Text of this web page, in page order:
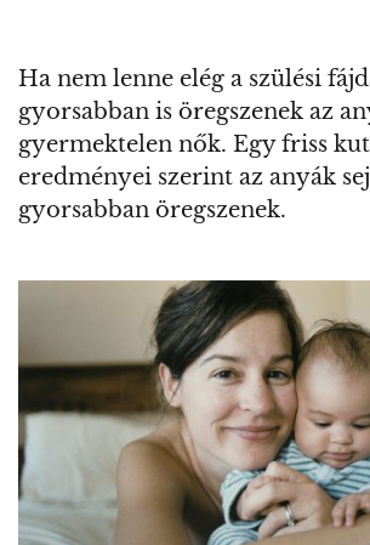
Ha nem lenne elég a szülési
gyorsabban is öregszenek az
gyermektelen nők. Egy friss
eredményei szerint az anyák
gyorsabban öregszenek.